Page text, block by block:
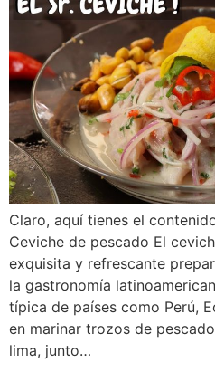
Claro, aquí tienes el
Ceviche de pescado El
exquisita y refrescante
la gastronomía
típica de países como Perú,
en marinar trozos de
lima, junto…